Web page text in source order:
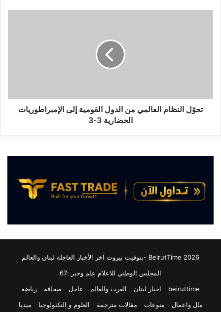
الحضارية
تحوّل النظام العالمي من الدول القومية إلى الإمبراطوريات
الحضارية 3-3
2026 BeirutTime -بتوقيت بيروت آخر الأخبار العاجلة لبنان والعالم
المجلس الوطني للاعلام علم وخبر :67
beiruttime
اخبار لبنان العرب والعالم عاجل صحافة
رياضة
مال واعمال
منوعات مقالات مترجمة العلوم و التكنولوجيا ميديا